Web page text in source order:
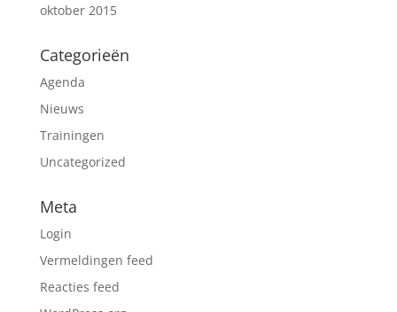
oktober 2015
Categorieën
Agenda
Nieuws
Trainingen
Uncategorized
Meta
Login
Vermeldingen feed
Reacties feed